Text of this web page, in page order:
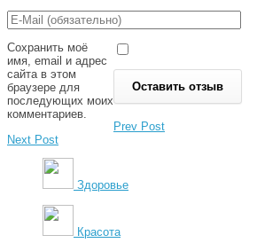
Сохранить моё
имя, email и адрес
сайта в этом
браузере для
последующих моих
комментариев.
Prev Post
Next Post
Здоровье
Красота